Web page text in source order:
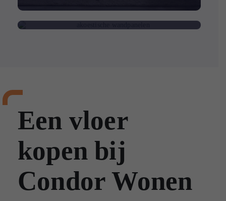
Wandbekleding.
Een vloer
kopen bij
Condor Wonen